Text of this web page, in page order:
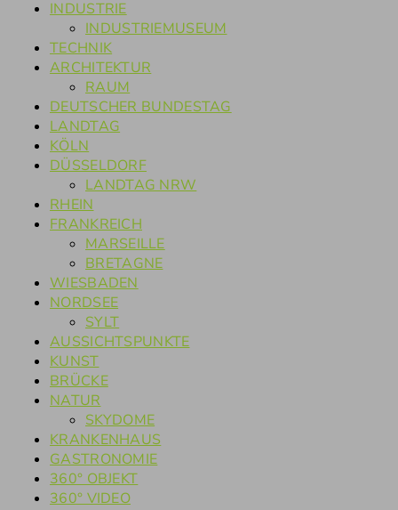
INDUSTRIE
INDUSTRIEMUSEUM
TECHNIK
ARCHITEKTUR
RAUM
DEUTSCHER BUNDESTAG
LANDTAG
KÖLN
DÜSSELDORF
LANDTAG NRW
RHEIN
FRANKREICH
MARSEILLE
BRETAGNE
WIESBADEN
NORDSEE
SYLT
AUSSICHTSPUNKTE
KUNST
BRÜCKE
NATUR
SKYDOME
KRANKENHAUS
GASTRONOMIE
360° OBJEKT
360° VIDEO